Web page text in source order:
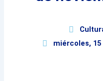
miércoles, 15